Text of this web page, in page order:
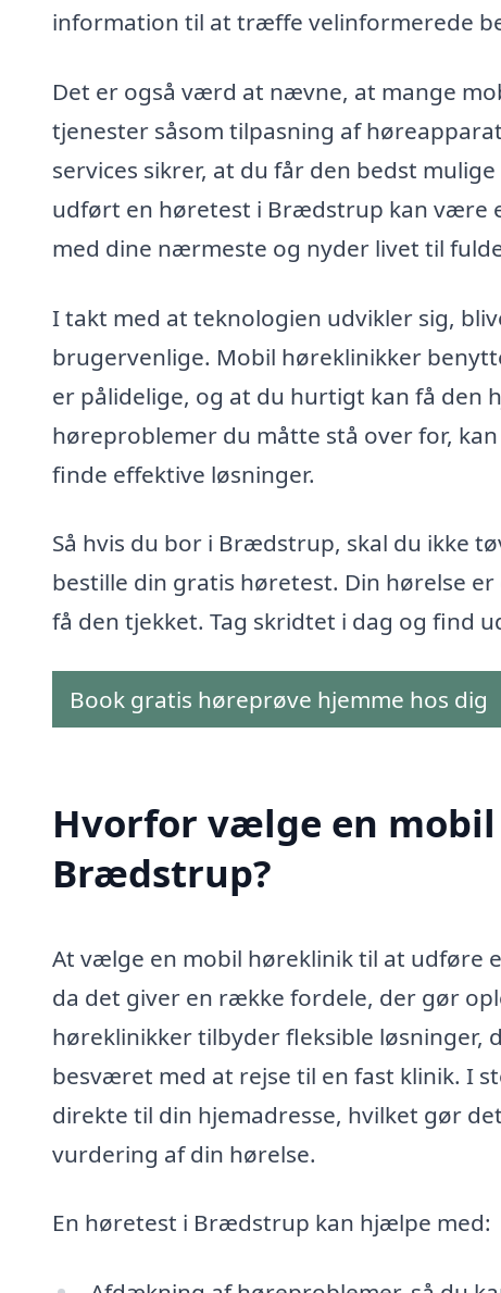
information til at træffe velinformerede
Det er også værd at nævne, at mange
tjenester såsom tilpasning af
services sikrer, at du får den bedst
udført en høretest i Brædstrup kan være
med dine nærmeste og nyder livet til
I takt med at teknologien udvikler sig,
brugervenlige. Mobil høreklinikker
er pålidelige, og at du hurtigt kan få den
høreproblemer du måtte stå over for,
finde effektive løsninger.
Så hvis du bor i Brædstrup, skal du ikke
bestille din gratis høretest. Din hørelse
få den tjekket. Tag skridtet i dag og find
Book gratis høreprøve hjemme hos dig
Hvorfor vælge en
Brædstrup?
At vælge en mobil høreklinik til at udføre
da det giver en række fordele, der gør
høreklinikker tilbyder fleksible løsninger,
besværet med at rejse til en fast klinik. I
direkte til din hjemadresse, hvilket gør
vurdering af din hørelse.
En høretest i Brædstrup kan hjælpe med: